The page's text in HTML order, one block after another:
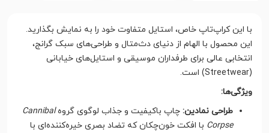
با این کراپ‌تاپ خاص، استایل متفاوت خود را به نمایش بگذارید.
این محصول با الهام از دنیای دث‌متال و طراحی‌های سبک گرانج،
انتخابی عالی برای طرفداران موسیقی و استایل‌های خیابانی
(Streetwear) است.
ویژگی‌ها:
طراحی نمادین: چاپ باکیفیت و جذاب لوگوی گروهCannibal
Corpse با افکت خون‌چکان که تضاد بصری خیره‌کننده‌ای با